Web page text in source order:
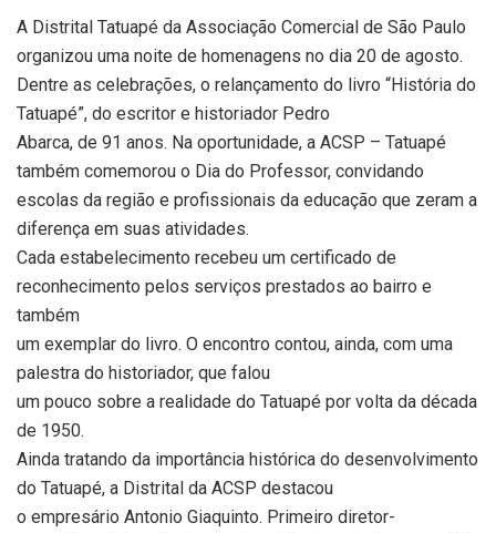
A Distrital Tatuapé da Associação Comercial de São Paulo
organizou uma noite de homenagens no dia 20 de agosto.
Dentre as celebrações, o relançamento do livro “História do
Tatuapé”, do escritor e historiador Pedro
Abarca, de 91 anos. Na oportunidade, a ACSP – Tatuapé
também comemorou o Dia do Professor, convidando
escolas da região e profissionais da educação que zeram a
diferença em suas atividades.
Cada estabelecimento recebeu um certificado de
reconhecimento pelos serviços prestados ao bairro e
também
um exemplar do livro. O encontro contou, ainda, com uma
palestra do historiador, que falou
um pouco sobre a realidade do Tatuapé por volta da década
de 1950.
Ainda tratando da importância histórica do desenvolvimento
do Tatuapé, a Distrital da ACSP destacou
o empresário Antonio Giaquinto. Primeiro diretor-